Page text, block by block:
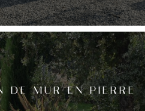
DE MUR EN PIERRE